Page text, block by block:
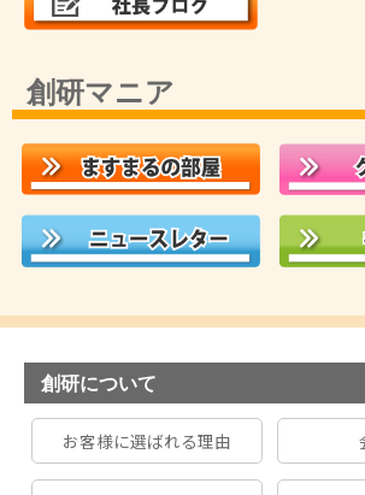
創研マニア
創研について
お客様に選ばれる理由